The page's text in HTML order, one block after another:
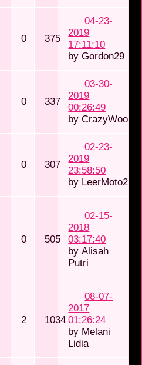
0 375
04-23-
2019
17:11:10
byGordon29
0 337
03-30-
2019
00:26:49
by
0 307
02-23-
2019
23:58:50
by LeerMoto22
0 505
02-15-
2018
03:17:40
byAlisah
Putri
2 1034
08-07-
2017
01:26:24
by Melani
Lidia